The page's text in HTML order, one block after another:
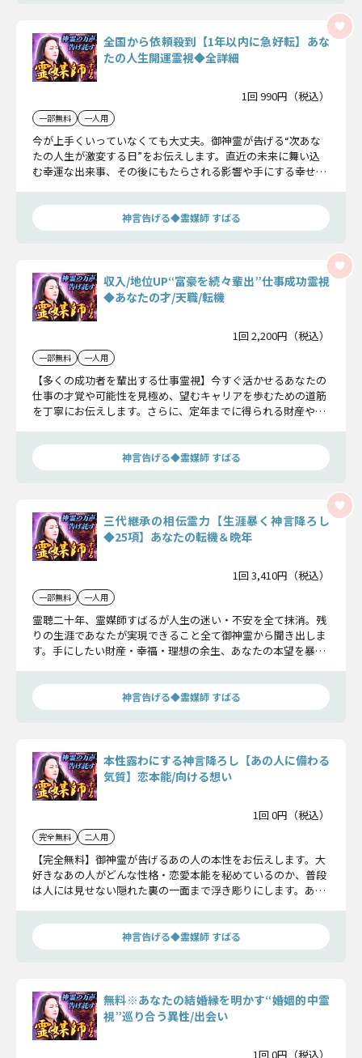
全国から依頼殺到【1年以内に急好転】あな
たの人生開運霊視◆全詳細
1回 990円（税込）
一部無料 一人用
今が上手くいっていなくても大丈夫。御神霊が告げる“次あな
たの人生が激変する日”をお伝えします。直近の未来に舞い込
む幸運な出来事、その後にもたらされる影響や手にする幸せま
神言告げる◆霊媒師 すばる
収入/地位UP“富豪を続々輩出”仕事成功霊視
◆あなたの才/天職/転機
1回 2,200円（税込）
一部無料 一人用
【多くの成功者を輩出する仕事霊視】今すぐ活かせるあなたの
仕事の才覚や可能性を見極め、望むキャリアを歩むための道筋
を丁寧にお伝えします。さらに、定年までに得られる財産や地
神言告げる◆霊媒師 すばる
三代継承の相伝霊力【生涯暴く神言降ろし
◆25項】あなたの転機＆晩年
1回 3,410円（税込）
一部無料 一人用
霊聴二十年、霊媒師すばるが人生の迷い・不安を全て抹消。残
りの生涯であなたが実現できること全て御神霊から聞き出しま
す。手にしたい財産・幸福・理想の余生、あなたの本望を暴き
神言告げる◆霊媒師 すばる
本性露わにする神言降ろし【あの人に備わる
気質】恋本能/向ける想い
1回 0円（税込）
完全無料 二人用
【完全無料】御神霊が告げるあの人の本性をお伝えします。大
好きなあの人がどんな性格・恋愛本能を秘めているのか、普段
は人には見せない隠れた裏の一面まで浮き彫りにします。あな
神言告げる◆霊媒師 すばる
無料※あなたの結婚縁を明かす“婚姻的中霊
視”巡り合う異性/出会い
1回 0円（税込）